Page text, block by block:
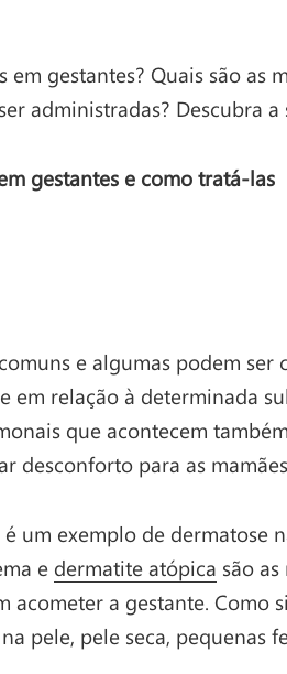
gestantes? Quais são as
administradas? Descubra a
gestantes e como tratá-las
e algumas podem ser
em relação à determinada
que acontecem
desconforto para as
um exemplo de dermatose
e dermatite atópica são
acometer a gestante. Como
pele, pele seca, pequenas